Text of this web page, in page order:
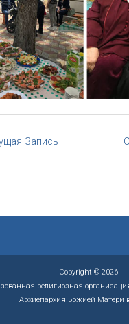
Запись
Copyright © 2026
религиозная
Архиепархия Божией Матери